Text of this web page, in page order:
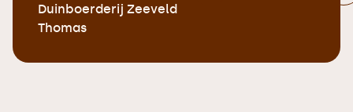
Duinboerderij Zeeveld
Thomas